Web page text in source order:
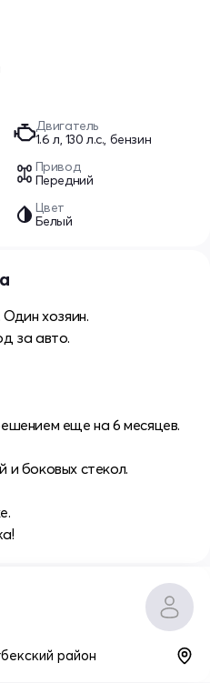
Двигатель
1.6 л, 130 л.с., бензин
Привод
Передний
Цвет
Белый
хозяин.
за авто.
еще на 6 месяцев.
и боковых стекол.
район